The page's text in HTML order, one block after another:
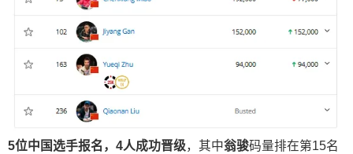
5位中国选手报名， 4人成功晋级，其中翁骏码量排在第15名